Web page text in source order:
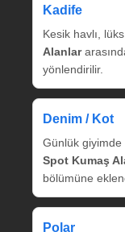
Kadife
Kesik havlı,
Alanlar
yönlendirilir.
Denim / Kot
Günlük
Spot Kumaş
bölümüne
Polar